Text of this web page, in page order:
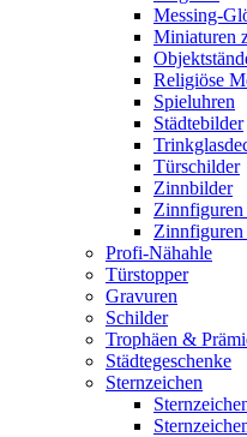
Messing-
Miniaturen
Religiöse
Spieluhren
Städtebilder
Türschilder
Zinnbilder
Zinnfiguren
Zinnfiguren
Profi-Nähahle
Türstopper
Gravuren
Schilder
Trophäen &
Städtegeschenke
Sternzeichen